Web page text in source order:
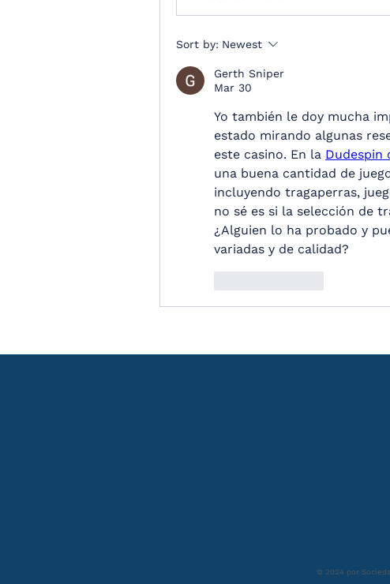
Sort by: Newest
Gerth Sniper
Mar 30
Yo también le doy mucha
estado mirando algunas
este casino. En la Dudespin
una buena cantidad de
incluyendo tragaperras,
no sé es si la selección de
¿Alguien lo ha probado y
variadas y de calidad?
© 2024 por